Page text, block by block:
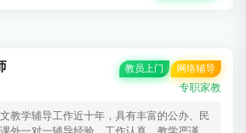
教员上门 网络辅导
专职家教
教学辅导工作近十年，具有丰富的公办、民